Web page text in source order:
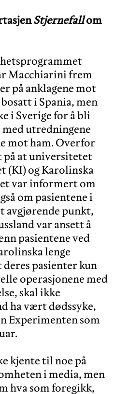
Stjernefallom
Macchiarini frem
på anklagene mot
i Spania, men
i Sverige for å bli
utredningene
mot ham. Overfor
på at universitetet
(KI) og Karolinska
var informert om
om pasientene i
avgjørende punkt,
var ansett å
pasientene ved
lenge
pasienter kun
operasjonene med
skal ikke
ha vært dødssyke,
Experimenten som
kjente til noe på
i media, men
hva som foregikk,